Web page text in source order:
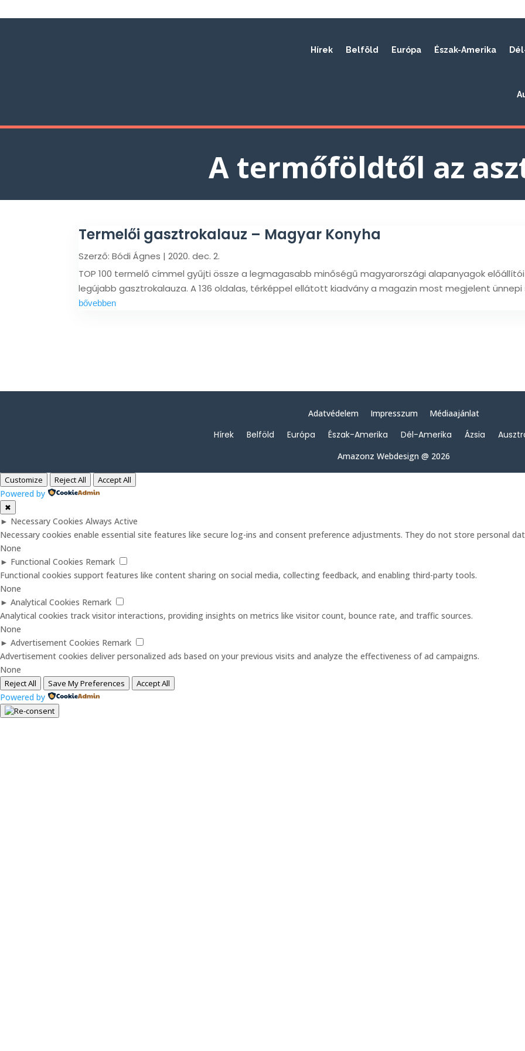
Hírek Belföld Európa Észak-Amerika
A termőföldtől az
Termelői gasztrokalauz – Magyar Konyha
Szerző:Bódi Ágnes |2020. dec. 2.
TOP 100 termelő címmel gyűjti össze a legmagasabb minőségű magyarországi alapanyagok
legújabb gasztrokalauza. A 136 oldalas, térképpel ellátott kiadvány a magazin most megjelent
bővebben
Adatvédelem Impresszum Médiaajánlat
Hírek Belföld Európa Észak-Amerika Dél-Amerika Ázsia
Amazonz Webdesign @ 2026
Customize Reject All Accept All
Powered by
✖
► Necessary Cookies Always Active
Necessary cookies enable essential site features like secure log-ins and consent preference adjustments. They do not store personal
None
► Functional Cookies Remark
Functional cookies support features like content sharing on social media, collecting feedback, and enabling third-party tools.
None
► Analytical Cookies Remark
Analytical cookies track visitor interactions, providing insights on metrics like visitor count, bounce rate, and traffic sources.
None
► Advertisement Cookies Remark
Advertisement cookies deliver personalized ads based on your previous visits and analyze the effectiveness of ad campaigns.
None
Reject All Save My Preferences Accept All
Powered by